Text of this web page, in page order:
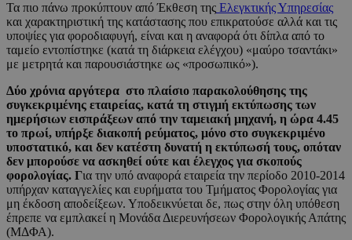
Τα πιο πάνω προκύπτουν από Έκθεση της Ελεγκτικής Υπηρεσίας
και χαρακτηριστική της κατάστασης που επικρατούσε αλλά και τις
υποψίες για φοροδιαφυγή, είναι και η αναφορά ότι δίπλα από το
ταμείο εντοπίστηκε (κατά τη διάρκεια ελέγχου) «μαύρο τσαντάκι»
με μετρητά και παρουσιάστηκε ως «προσωπικό»).
Δύο χρόνια αργότερα στο πλαίσιο παρακολούθησης της
συγκεκριμένης εταιρείας, κατά τη στιγμή εκτύπωσης των
ημερήσιων εισπράξεων από την ταμειακή μηχανή, η ώρα 4.45
το πρωί, υπήρξε διακοπή ρεύματος, μόνο στο συγκεκριμένο
υποστατικό, και δεν κατέστη δυνατή η εκτύπωσή τους, οπόταν
δεν μπορούσε να ασκηθεί ούτε και έλεγχος για σκοπούς
φορολογίας. Για την υπό αναφορά εταιρεία την περίοδο 2010-2014
υπήρχαν καταγγελίες και ευρήματα του Τμήματος Φορολογίας για
μη έκδοση αποδείξεων. Υποδεικνύεται δε, πως στην όλη υπόθεση
έπρεπε να εμπλακεί η Μονάδα Διερευνήσεων Φορολογικής Απάτης
(ΜΔΦΑ).